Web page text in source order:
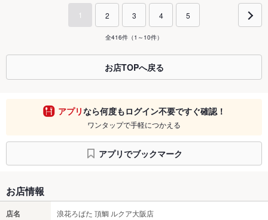
1 2 3 4 5
全416件（1～10件）
お店TOPへ戻る
アプリなら何度もログイン不要ですぐ確認！
ワンタップで手軽につかえる
アプリでブックマーク
お店情報
店名 浪花ろばた 頂鯛 ルクア大阪店